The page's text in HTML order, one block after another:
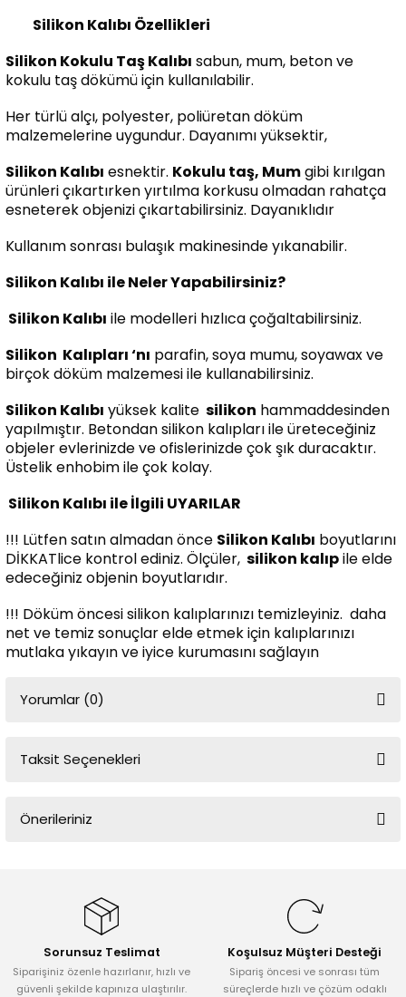
Silikon Kalıbı Özellikleri
Silikon Kokulu Taş Kalıbı sabun, mum, beton ve
kokulu taş dökümü için kullanılabilir.
Her türlü alçı, polyester, poliüretan döküm
malzemelerine uygundur. Dayanımı yüksektir,
Silikon Kalıbı esnektir. Kokulu taş, Mumgibi kırılgan
ürünleri çıkartırken yırtılma korkusu olmadan rahatça
esneterek objenizi çıkartabilirsiniz. Dayanıklıdır
Kullanım sonrası bulaşık makinesinde yıkanabilir.
Silikon Kalıbı ile Neler Yapabilirsiniz?
Silikon Kalıbı ile modelleri hızlıca çoğaltabilirsiniz.
Silikon Kalıpları ‘nı parafin, soya mumu, soyawax ve
birçok döküm malzemesi ile kullanabilirsiniz.
Silikon Kalıbı yüksek kalite silikon hammaddesinden
yapılmıştır. Betondan silikon kalıpları ile üreteceğiniz
objeler evlerinizde ve ofislerinizde çok şık duracaktır.
Üstelik enhobim ile çok kolay.
Silikon Kalıbı ile İlgili UYARILAR
!!! Lütfen satın almadan önce Silikon Kalıbı boyutlarını
DİKKATlice kontrol ediniz. Ölçüler, silikon kalıpile elde
edeceğiniz objenin boyutlarıdır.
!!! Döküm öncesi silikon kalıplarınızı temizleyiniz. daha
net ve temiz sonuçlar elde etmek için kalıplarınızı
mutlaka yıkayın ve iyice kurumasını sağlayın
Yorumlar (0)
Taksit Seçenekleri
Önerileriniz
tarafımıza iletebilirsiniz.
Görüş ve önerileriniz için teşekkür ederiz.
Ürün resmi kalitesiz, bozuk veya görüntülenemiyor.
Ürün açıklamasında eksik bilgiler bulunuyor.
Sorunsuz Teslimat
Siparişiniz özenle hazırlanır, hızlı ve
güvenli şekilde kapınıza ulaştırılır.
Koşulsuz Müşteri Desteği
Sipariş öncesi ve sonrası tüm
süreçlerde hızlı ve çözüm odaklı